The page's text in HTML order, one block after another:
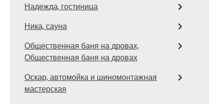
Надежда, гостиница
Ника, сауна
Общественная баня на дровах,
Общественная баня на дровах
Оскар, автомойка и шиномонтажная
мастерская